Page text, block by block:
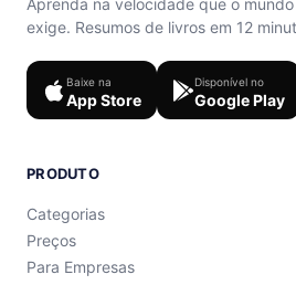
Aprenda na velocidade que o mundo
exige. Resumos de livros em 12
Baixe na
App Store
Disponível no
Google Play
PRODUTO
Categorias
Preços
Para Empresas